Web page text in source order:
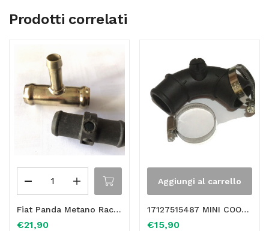
Prodotti correlati
Fiat Panda Metano Raccordo Tubo Manicotto Acqua Flessibile Tre Vie Riscaldamento In OTTONE Con Due Lati Da 19mm E Un Lato Da 8mm
€21,90
Aggiungi al carrello
17127515487 MINI COOPER RACCORDO SPURGO VALVOLA SFIATO PER TUBO MANICOTTO FLESSIBILE
€15,90